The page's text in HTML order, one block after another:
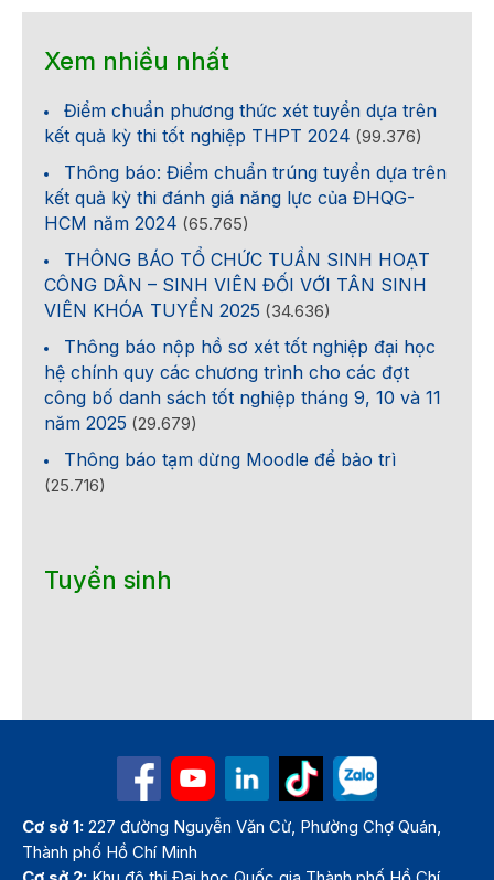
Xem nhiều nhất
Điểm chuẩn phương thức xét tuyển dựa trên
kết quả kỳ thi tốt nghiệp THPT 2024 (99.376)
Thông báo: Điểm chuẩn trúng tuyển dựa trên
kết quả kỳ thi đánh giá năng lực của ĐHQG-
HCM năm 2024 (65.765)
THÔNG BÁO TỔ CHỨC TUẦN SINH HOẠT
CÔNG DÂN – SINH VIÊN ĐỐI VỚI TÂN SINH
VIÊN KHÓA TUYỂN 2025 (34.636)
Thông báo nộp hồ sơ xét tốt nghiệp đại học
hệ chính quy các chương trình cho các đợt
công bố danh sách tốt nghiệp tháng 9, 10 và 11
năm 2025 (29.679)
Thông báo tạm dừng Moodle để bảo trì
(25.716)
Tuyển sinh
Cơ sở 1: 227 đường Nguyễn Văn Cừ, Phường Chợ Quán,
Thành phố Hồ Chí Minh